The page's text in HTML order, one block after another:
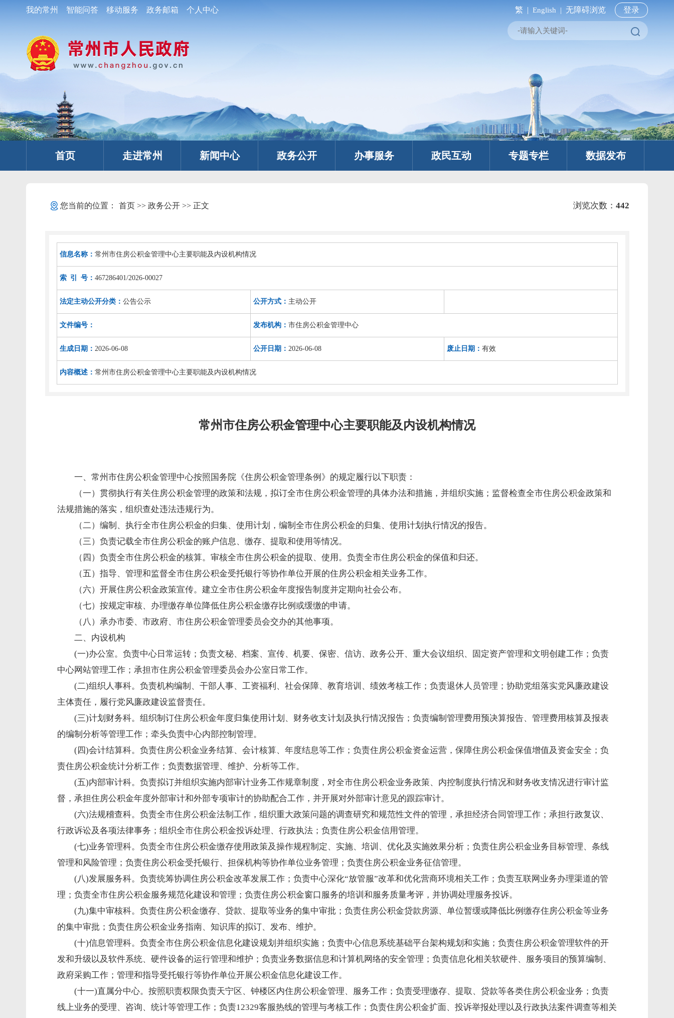
我的常州 智能问答 移动服务 政务邮箱 个人中心 繁 | English | 无障碍浏览 登录
首页 走进常州 新闻中心 政务公开 办事服务 政民互动 专题专栏 数据发布
您当前的位置： 首页>> 政务公开>> 正文 浏览次数： 442
信息名称： 常州市住房公积金管理中心主要职能及内设机构情况
索 引 号： 467286401/2026-00027
法定主动公开分类： 公告公示 公开方式： 主动公开
文件编号： 发布机构： 市住房公积金管理中心
生成日期： 2026-06-08 公开日期： 2026-06-08 废止日期： 有效
内容概述： 常州市住房公积金管理中心主要职能及内设机构情况
常州市住房公积金管理中心主要职能及内设机构情况
一、常州市住房公积金管理中心按照国务院《住房公积金管理条例》的规定履行以下职责：
（一）贯彻执行有关住房公积金管理的政策和法规，拟订全市住房公积金管理的具体办法和措施，并组织实施；监督检查全市住房公积金政策和
法规措施的落实，组织查处违法违规行为。
（二）编制、执行全市住房公积金的归集、使用计划，编制全市住房公积金的归集、使用计划执行情况的报告。
（三）负责记载全市住房公积金的账户信息、缴存、提取和使用等情况。
（四）负责全市住房公积金的核算。审核全市住房公积金的提取、使用。负责全市住房公积金的保值和归还。
（五）指导、管理和监督全市住房公积金受托银行等协作单位开展的住房公积金相关业务工作。
（六）开展住房公积金政策宣传。建立全市住房公积金年度报告制度并定期向社会公布。
（七）按规定审核、办理缴存单位降低住房公积金缴存比例或缓缴的申请。
（八）承办市委、市政府、市住房公积金管理委员会交办的其他事项。
二、内设机构
(一)办公室。负责中心日常运转；负责文秘、档案、宣传、机要、保密、信访、政务公开、重大会议组织、固定资产管理和文明创建工作；负责
中心网站管理工作；承担市住房公积金管理委员会办公室日常工作。
(二)组织人事科。负责机构编制、干部人事、工资福利、社会保障、教育培训、绩效考核工作；负责退休人员管理；协助党组落实党风廉政建设
主体责任，履行党风廉政建设监督责任。
(三)计划财务科。组织制订住房公积金年度归集使用计划、财务收支计划及执行情况报告；负责编制管理费用预决算报告、管理费用核算及报表
的编制分析等管理工作；牵头负责中心内部控制管理。
(四)会计结算科。负责住房公积金业务结算、会计核算、年度结息等工作；负责住房公积金资金运营，保障住房公积金保值增值及资金安全；负
责住房公积金统计分析工作；负责数据管理、维护、分析等工作。
(五)内部审计科。负责拟订并组织实施内部审计业务工作规章制度，对全市住房公积金业务政策、内控制度执行情况和财务收支情况进行审计监
督，承担住房公积金年度外部审计和外部专项审计的协助配合工作，并开展对外部审计意见的跟踪审计。
(六)法规稽查科。负责全市住房公积金法制工作，组织重大政策问题的调查研究和规范性文件的管理，承担经济合同管理工作；承担行政复议、
行政诉讼及各项法律事务；组织全市住房公积金投诉处理、行政执法；负责住房公积金信用管理。
(七)业务管理科。负责全市住房公积金缴存使用政策及操作规程制定、实施、培训、优化及实施效果分析；负责住房公积金业务目标管理、条线
管理和风险管理；负责住房公积金受托银行、担保机构等协作单位业务管理；负责住房公积金业务征信管理。
(八)发展服务科。负责统筹协调住房公积金改革发展工作；负责中心深化“放管服”改革和优化营商环境相关工作；负责互联网业务办理渠道的管
理；负责全市住房公积金服务规范化建设和管理；负责住房公积金窗口服务的培训和服务质量考评，并协调处理服务投诉。
(九)集中审核科。负责住房公积金缴存、贷款、提取等业务的集中审批；负责住房公积金贷款房源、单位暂缓或降低比例缴存住房公积金等业务
的集中审批；负责住房公积金业务指南、知识库的拟订、发布、维护。
(十)信息管理科。负责全市住房公积金信息化建设规划并组织实施；负责中心信息系统基础平台架构规划和实施；负责住房公积金管理软件的开
发和升级以及软件系统、硬件设备的运行管理和维护；负责业务数据信息和计算机网络的安全管理；负责信息化相关软硬件、服务项目的预算编制、
政府采购工作；管理和指导受托银行等协作单位开展公积金信息化建设工作。
(十一)直属分中心。按照职责权限负责天宁区、钟楼区内住房公积金管理、服务工作；负责受理缴存、提取、贷款等各类住房公积金业务；负责
线上业务的受理、咨询、统计等管理工作；负责12329客服热线的管理与考核工作；负责住房公积金扩面、投诉举报处理以及行政执法案件调查等相关